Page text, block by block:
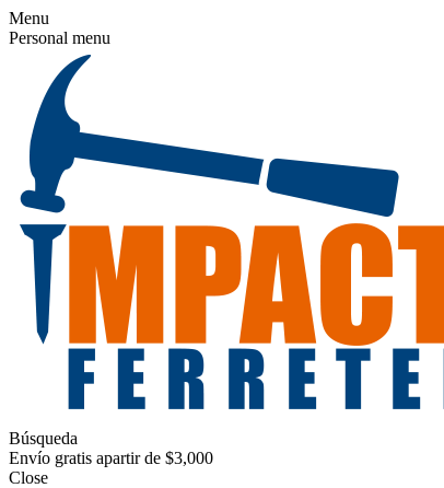
Menu
Personal menu
Búsqueda
Envío gratis apartir de $3,000
Close